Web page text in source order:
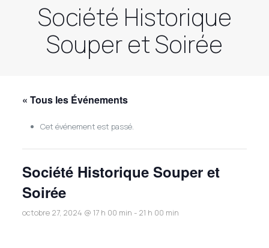
Société Historique
Souper et Soirée
« Tous les Événements
Cet événement est passé.
Société Historique Souper et
Soirée
octobre 27, 2024 @ 17 h 00 min - 21 h 00 min